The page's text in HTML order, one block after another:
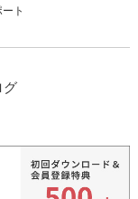
ト
グ